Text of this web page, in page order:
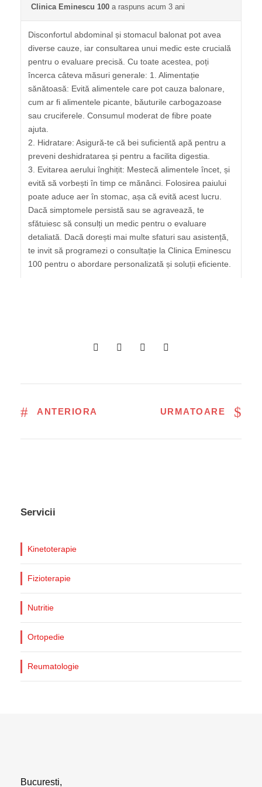
Clinica Eminescu 100 a raspuns acum 3 ani
Disconfortul abdominal și stomacul balonat pot avea
diverse cauze, iar consultarea unui medic este crucială
pentru o evaluare precisă. Cu toate acestea, poți
încerca câteva măsuri generale: 1. Alimentație
sănătoasă: Evită alimentele care pot cauza balonare,
cum ar fi alimentele picante, băuturile carbogazoase
sau cruciferele. Consumul moderat de fibre poate
ajuta.
2. Hidratare: Asigură-te că bei suficientă apă pentru a
preveni deshidratarea și pentru a facilita digestia.
3. Evitarea aerului înghițit: Mestecă alimentele încet, și
evită să vorbești în timp ce mănânci. Folosirea paiului
poate aduce aer în stomac, așa că evită acest lucru.
Dacă simptomele persistă sau se agravează, te
sfătuiesc să consulți un medic pentru o evaluare
detaliată. Dacă dorești mai multe sfaturi sau asistență,
te invit să programezi o consultație la Clinica Eminescu
100 pentru o abordare personalizată și soluții eficiente.
ANTERIORA URMATOARE
Servicii
Kinetoterapie
Fizioterapie
Nutritie
Ortopedie
Reumatologie
Bucuresti,